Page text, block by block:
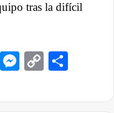
tras la difícil
ThreadsCopy